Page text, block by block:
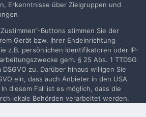
Anmelden
Benutzerkonto? Melde Dich hier an.
Jetzt anmelden
Erkenntnisse über Zielgruppen und
Buttons stimmen Sie der
Gerät bzw. Ihrer Endeinrichtung
z.B. persönlichen Identifikatoren oder IP-
gem. § 25 Abs. 1 TTDSG
zu. Darüber hinaus willigen Sie
ein, dass auch Anbieter in den USA
diesem Fall ist es möglich, dass die
lokale Behörden verarbeitet werden.